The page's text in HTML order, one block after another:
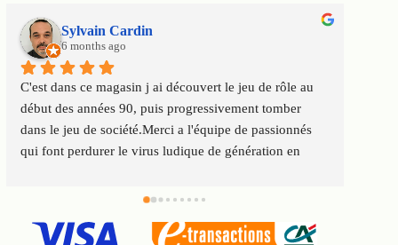
Sylvain Cardin
6 months ago
C'est dans ce magasin j ai découvert le jeu de rôle au
début des années 90, puis progressivement tomber
dans le jeu de société.Merci a l'équipe de passionnés
qui font perdurer le virus ludique de génération en